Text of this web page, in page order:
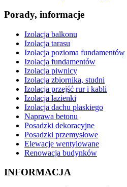
Porady, informacje
Izolacja balkonu
Izolacja tarasu
Izolacja pozioma fundamentów
Izolacja fundamentów
Izolacja piwnicy
Izolacja zbiornika, studni
Izolacja przejść rur i kabli
Izolacja łazienki
Izolacja dachu płaskiego
Naprawa betonu
Posadzki dekoracyjne
Posadzki przemysłowe
Elewacje wentylowane
Renowacja budynków
INFORMACJA